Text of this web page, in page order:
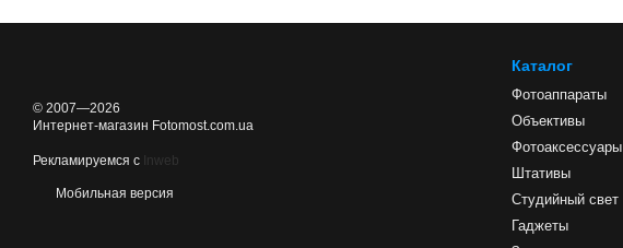
© 2007—2026
Интернет-магазин Fotomost.com.ua
Рекламируемся с Inweb
Мобильная версия
Каталог
Фотоаппараты
Объективы
Фотоаксессуары
Штативы
Студийный свет
Гаджеты